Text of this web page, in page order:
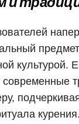
культурой.
курения.